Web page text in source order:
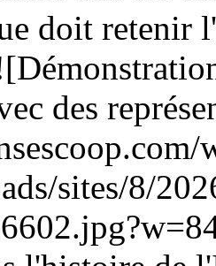
doit retenir
des
sites/8/